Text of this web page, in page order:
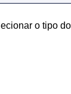
o tipo